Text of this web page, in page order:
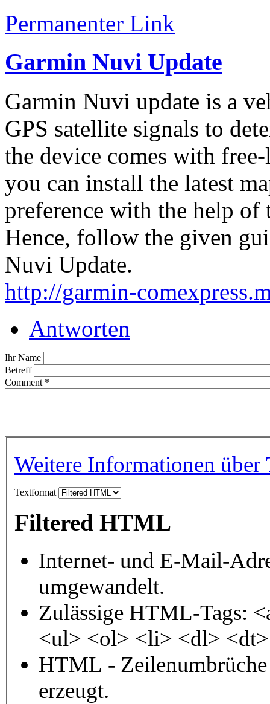
Permanenter Link
Garmin Nuvi Update
Garmin Nuvi update is a
GPS satellite signals to
the device comes with
you can install the latest
preference with the help of
Hence, follow the given
Nuvi Update.
http://garmin-
Antworten
Ihr Name
Betreff
Comment *
Weitere Informationen über
Textformat
Filtered HTML
Internet- und E-Mail-
umgewandelt.
Zulässige HTML-Tags:
<ul> <ol> <li> <dl>
HTML - Zeilenumbrüche
erzeugt.